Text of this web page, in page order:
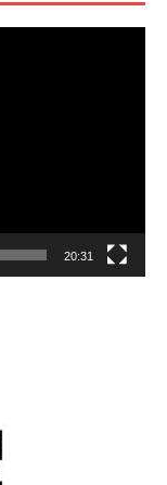
20:31